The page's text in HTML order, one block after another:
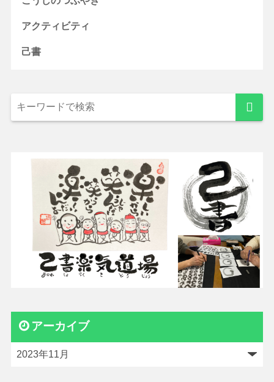
アクティビティ
己書
アーカイブ